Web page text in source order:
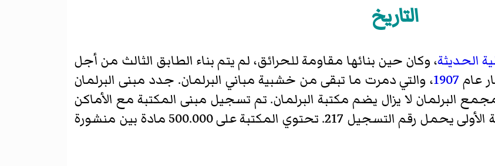
التاريخ
الحديثة، وكان حين بنائها مقاومة للحرائق، لم يتم بناء الطابق الثالث من أجل
عام 1907، والتي دمرت ما تبقى من خشبية مباني البرلمان. جدد مبنى البرلمان
البرلمان لا يزال يضم مكتبة البرلمان. تم تسجيل مبنى المكتبة مع الأماكن
التاريخية النيوزيلندية كهيكل تراثي من الفئة الأولى يحمل رقم التسجيل 217. تحتوي المكتبة على 500.000 مادة بين منشورة